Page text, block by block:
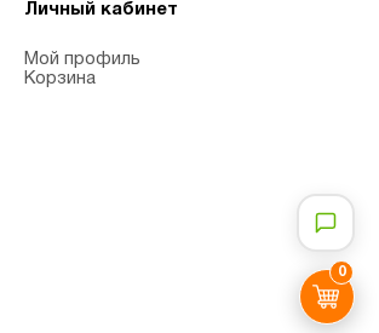
0
Личный кабинет
Мой профиль
Корзина